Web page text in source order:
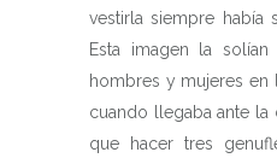
vestirla siempre había
Esta imagen la
hombres y mujeres
cuando llegaba ante la
que hacer tres